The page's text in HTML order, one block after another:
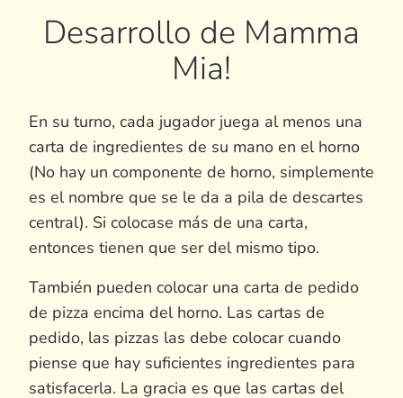
Desarrollo de Mamma
Mia!
En su turno, cada jugador juega al menos una
carta de ingredientes de su mano en el horno
(No hay un componente de horno, simplemente
es el nombre que se le da a pila de descartes
central). Si colocase más de una carta,
entonces tienen que ser del mismo tipo.
También pueden colocar una carta de pedido
de pizza encima del horno. Las cartas de
pedido, las pizzas las debe colocar cuando
piense que hay suficientes ingredientes para
satisfacerla. La gracia es que las cartas del